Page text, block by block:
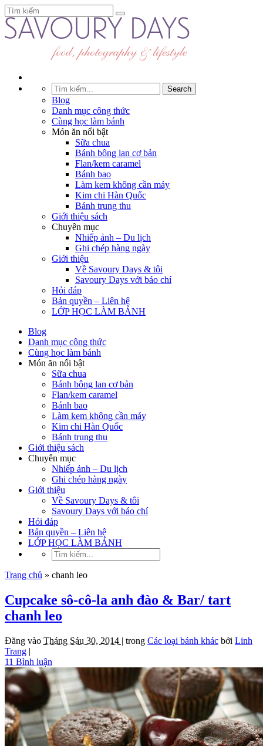
Blog
Danh mục công thức
Cùng học làm bánh
Món ăn nổi bật
Sữa chua
Bánh bông lan cơ bản
Flan/kem caramel
Bánh bao
Làm kem không cần máy
Kim chi Hàn Quốc
Bánh trung thu
Giới thiệu sách
Chuyên mục
Nhiếp ảnh – Du lịch
Ghi chép hàng ngày
Giới thiệu
Về Savoury Days & tôi
Savoury Days với báo chí
Hỏi đáp
Bản quyền – Liên hệ
LỚP HỌC LÀM BÁNH
Blog
Danh mục công thức
Cùng học làm bánh
Món ăn nổi bật
Sữa chua
Bánh bông lan cơ bản
Flan/kem caramel
Bánh bao
Làm kem không cần máy
Kim chi Hàn Quốc
Bánh trung thu
Giới thiệu sách
Chuyên mục
Nhiếp ảnh – Du lịch
Ghi chép hàng ngày
Giới thiệu
Về Savoury Days & tôi
Savoury Days với báo chí
Hỏi đáp
Bản quyền – Liên hệ
LỚP HỌC LÀM BÁNH
Trang chủ » chanh leo
Cupcake sô-cô-la anh đào & Bar/ tart
chanh leo
Đăng vào Tháng Sáu 30, 2014 | trong Các loại bánh khác bởi Linh
Trang |
11 Bình luận